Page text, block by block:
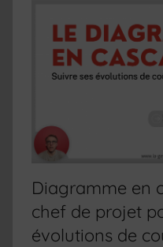
Diagramme en
chef de projet
évolutions de